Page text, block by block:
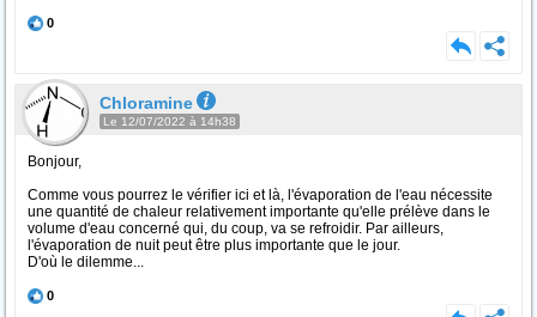
0
Chloramine
Le 12/07/2022 à 14h38
Bonjour,
Comme vous pourrez le vérifier ici et là, l'évaporation de l'eau nécessite
une quantité de chaleur relativement importante qu'elle prélève dans le
volume d'eau concerné qui, du coup, va se refroidir. Par ailleurs,
l'évaporation de nuit peut être plus importante que le jour.
D'où le dilemme...
0